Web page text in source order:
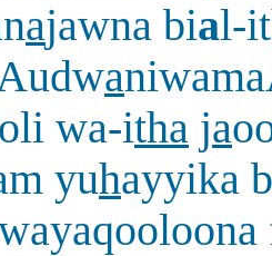
ajawna bial-
a
wa-itha ja
yuhayyika